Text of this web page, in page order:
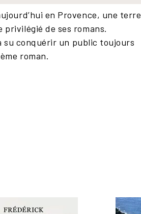
en Provence, une terre
de ses romans.
su conquérir un public toujours
roman.